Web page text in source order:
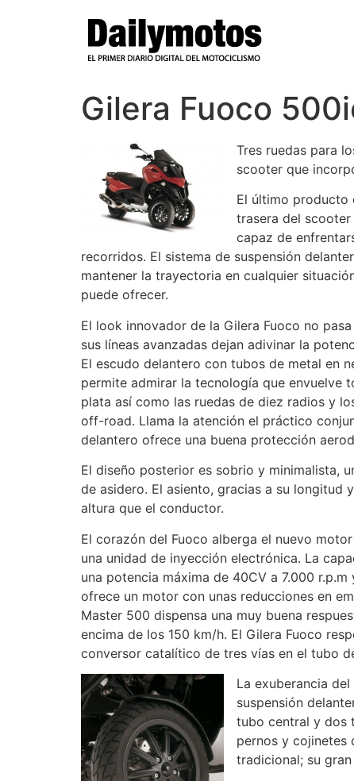
Gilera Fuoco
Tres ruedas para
scooter que
El último producto
trasera del
capaz de
recorridos. El sistema de suspensión
mantener la trayectoria en cualquier
puede ofrecer.
El look innovador de la Gilera Fuoco no
sus líneas avanzadas dejan adivinar la
El escudo delantero con tubos de metal en
permite admirar la tecnología que envuelve
plata así como las ruedas de diez radios y
off-road. Llama la atención el práctico
delantero ofrece una buena protección
El diseño posterior es sobrio y minimalista,
de asidero. El asiento, gracias a su
altura que el conductor.
El corazón del Fuoco alberga el nuevo
una unidad de inyección electrónica. La
una potencia máxima de 40CV a 7.000
ofrece un motor con unas reducciones en
Master 500 dispensa una muy buena
encima de los 150 km/h. El Gilera Fuoco
conversor catalítico de tres vías en el tubo
La exuberancia
suspensión
tubo central y dos
pernos y cojinetes
tradicional; su